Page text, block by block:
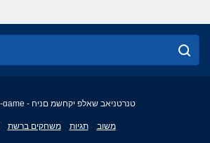
© game-game - טנרטניאב שאלפ יקחשמ םניח
משחקים ברשת תגיות משוב